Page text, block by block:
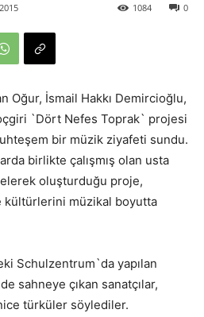
0
1084
Oğur, İsmail Hakkı Demircioğlu,
`Dört Nefes Toprak` projesi
bir müzik ziyafeti sundu.
birlikte çalışmış olan usta
oluşturduğu proje,
kültürlerini müzikal boyutta
Schulzentrum`da yapılan
sahneye çıkan sanatçılar,
türküler söylediler.